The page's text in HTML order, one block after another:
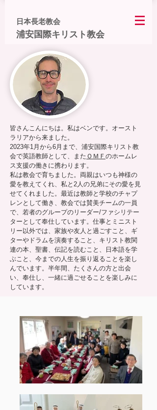
日本長老教会
浦安国際キリスト教会
皆さんこんにちは。私はベンです。オースト
ラリアから来ました。
2023年1月から6月まで、浦安国際キリスト教
会で英語教師として、また ＯＭＦ のホームレ
ス支援の働きに携わります。
私は教会で育ちました。両親はいつも神様の
愛を教えてくれ、私と2人の兄弟にその愛を見
せてくれました。最近は教師と学校のチャプ
レンとして働き、教会では賛美チームの一員
で、若者のグループのリーダー/ファシリテー
ターとして奉仕しています。 仕事とミニスト
リー以外では、家族や友人と過ごすこと、ギ
ターやドラムを演奏すること、キリスト教関
連の本、聖書、伝記を読むこと、日本語を学
ぶこと、今までの人生を振り返ることを楽し
んでいます。半年間、たくさんの方と出会
い、奉仕し、一緒に過ごせることを楽しみに
しています。